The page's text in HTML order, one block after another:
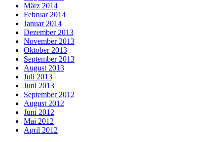
März 2014
Februar 2014
Januar 2014
Dezember 2013
November 2013
Oktober 2013
September 2013
August 2013
Juli 2013
Juni 2013
September 2012
August 2012
Juni 2012
Mai 2012
April 2012